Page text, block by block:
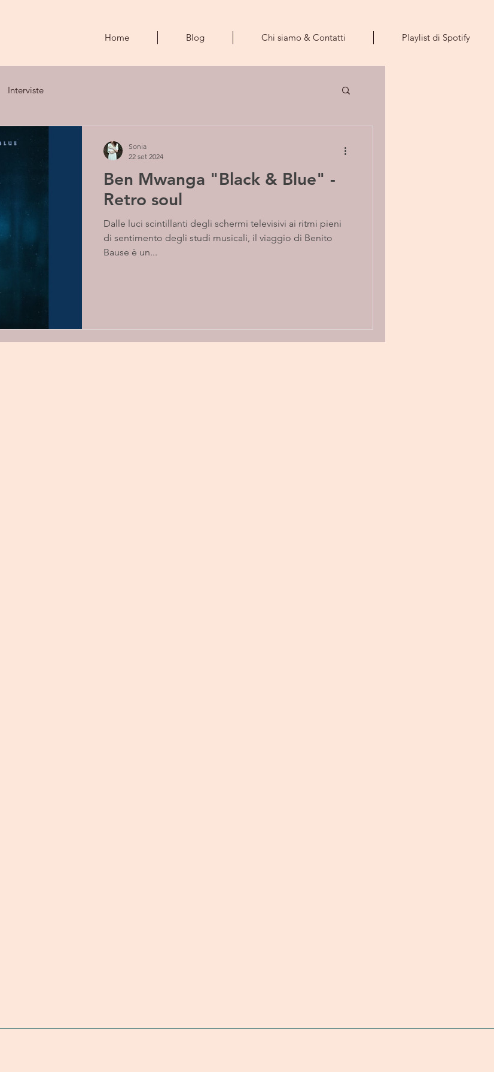
Home Blog Chi siamo & Contatti Playlist di Spotify
Interviste
Ben Mwanga "Black & Blue" -
Retro soul
Dalle luci scintillanti degli schermi televisivi ai ritmi pieni
di sentimento degli studi musicali, il viaggio di Benito
Bause è un...
Sonia
22 set 2024